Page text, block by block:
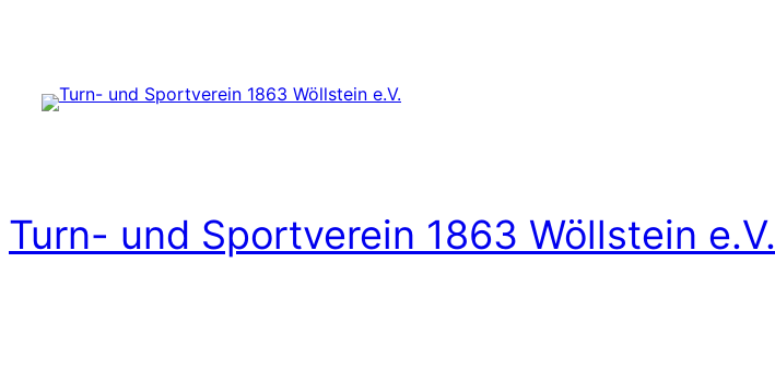
springen
Turn- und Sportverein 1863 Wöllstein e.V.